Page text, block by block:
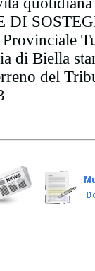
di Biella
del